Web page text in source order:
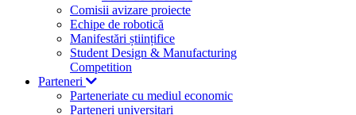
Comisii avizare proiecte
Echipe de robotică
Manifestări științifice
Student Design & Manufacturing
Competition
Parteneri
Parteneriate cu mediul economic
Parteneri universitari